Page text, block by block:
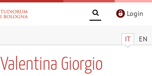
Login
IT EN
Valentina Giorgio